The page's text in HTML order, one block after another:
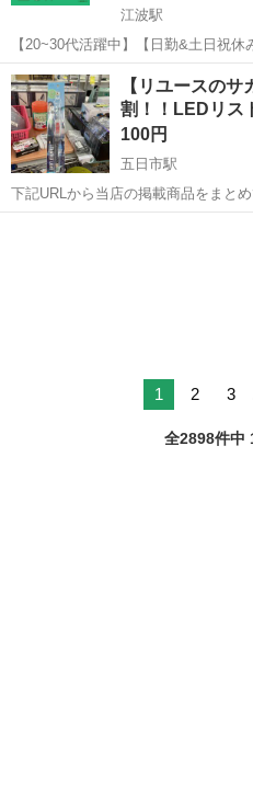
江波駅
【20~30代活躍中】【日勤&土日祝
125日♪月収26万円可◆未経験OK！《Jdyi1C》 詳細情
体パネルの検査員◇ 出荷製品の品質を支える検査業務などをお任せし
ます！ ...
広島 広島市 江波駅 その他
【リユースの
割！！LEDリス
100円
五日市駅
下記URLから当店の掲載商品をまと
1 2 3
全2898件中